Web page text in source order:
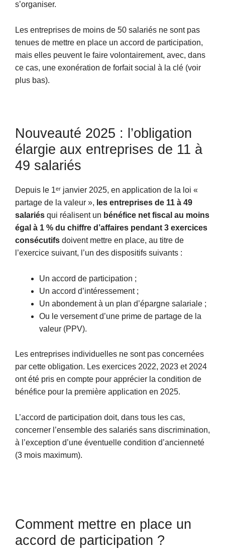
s’organiser.
Les entreprises de moins de 50 salariés ne sont pas
tenues de mettre en place un accord de participation,
mais elles peuvent le faire volontairement, avec, dans
ce cas, une exonération de forfait social à la clé (voir
plus bas).
Nouveauté 2025 : l’obligation
élargie aux entreprises de 11 à
49 salariés
Depuis le 1ᵉʳ janvier 2025, en application de la loi «
partage de la valeur », les entreprises de 11 à 49
salariés qui réalisent un bénéfice net fiscal au moins
égal à 1 % du chiffre d’affaires pendant 3 exercices
consécutifs doivent mettre en place, au titre de
l’exercice suivant, l’un des dispositifs suivants :
Un accord de participation ;
Un accord d’intéressement ;
Un abondement à un plan d’épargne salariale ;
Ou le versement d’une prime de partage de la
valeur (PPV).
Les entreprises individuelles ne sont pas concernées
par cette obligation. Les exercices 2022, 2023 et 2024
ont été pris en compte pour apprécier la condition de
bénéfice pour la première application en 2025.
L’accord de participation doit, dans tous les cas,
concerner l’ensemble des salariés sans discrimination,
à l’exception d’une éventuelle condition d’ancienneté
(3 mois maximum).
Comment mettre en place un
accord de participation ?